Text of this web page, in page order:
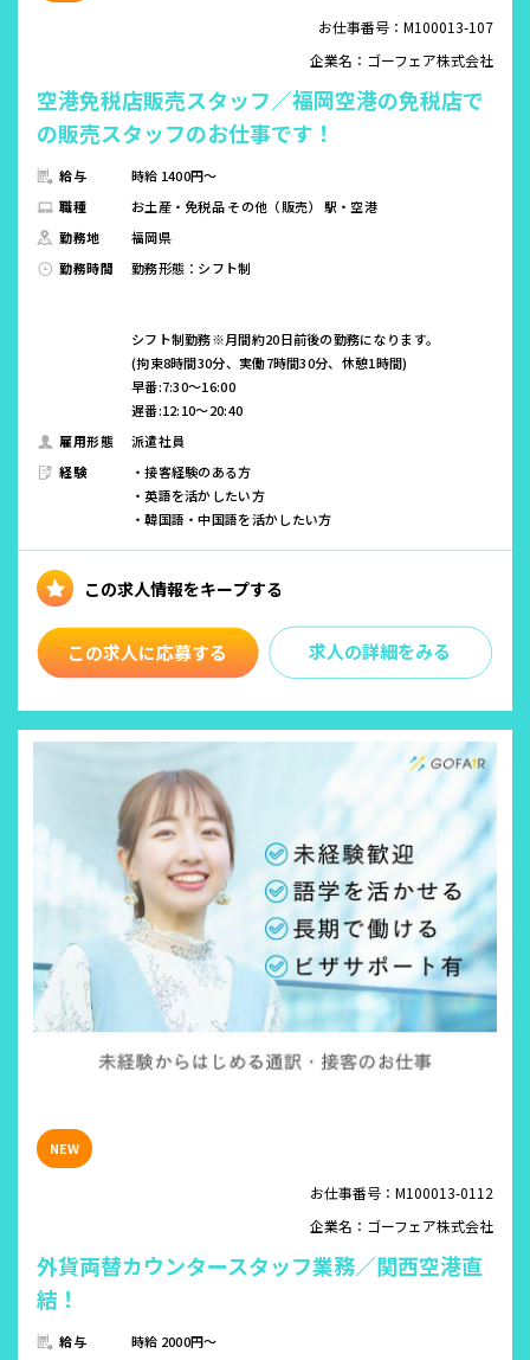
お仕事番号：M100013-107
企業名：ゴーフェア株式会社
空港免税店販売スタッフ／福岡空港の免税店で
の販売スタッフのお仕事です！
給与
時給 1400円～
職種
お土産・免税品 その他（販売） 駅・空港
勤務地
福岡県
勤務時間
勤務形態：シフト制
シフト制勤務※月間約20日前後の勤務になります。
(拘束8時間30分、実働7時間30分、休憩1時間)
早番:7:30～16:00
遅番:12:10～20:40
雇用形態
派遣社員
経験
・接客経験のある方
・英語を活かしたい方
・韓国語・中国語を活かしたい方
求人の詳細をみる
お仕事番号：M100013-0112
企業名：ゴーフェア株式会社
外貨両替カウンタースタッフ業務／関西空港直
結！
給与 時給 2000円～